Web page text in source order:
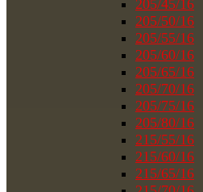
205/45/16
205/50/16
205/55/16
205/60/16
205/65/16
205/70/16
205/75/16
205/80/16
215/55/16
215/60/16
215/65/16